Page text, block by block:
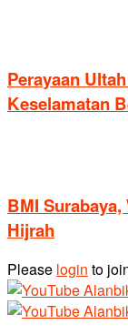
Perayaan
Keselamatan
BMI
Hijrah
Please login to